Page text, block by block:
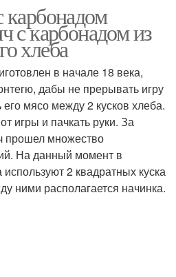
Сэндвич с тунцом
Сэндвич с курицей
Сэндвичи в
сэндвичнице
карбонадом
с карбонадом из
хлеба
в начале 18 века,
дабы не прерывать игру
мясо между 2 кусков хлеба.
игры и пачкать руки. За
прошел множество
На данный момент в
2 квадратных куска
ними располагается начинка.